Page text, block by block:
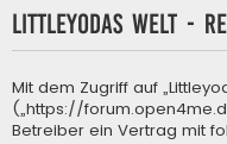
Littleyodas Welt -
Mit dem Zugriff auf
(„https://
Betreiber ein Vertrag mit